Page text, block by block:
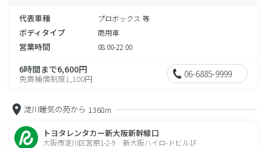
代表車種 プロボックス 等
ボディタイプ 商用車
営業時間 08:00-22:00
6時間まで6,600円
免責補償制度1,100円 06-6885-9999
淀川暖気の苑から 1368m
トヨタレンタカー新大阪新幹線口
大阪市淀川区宮原1-2-9 新大阪ハイロ-ドビル1F